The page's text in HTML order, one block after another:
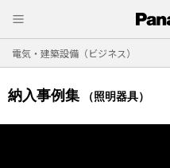
電気・建築設備（ビジネス）
納入事例集 （照明器具）